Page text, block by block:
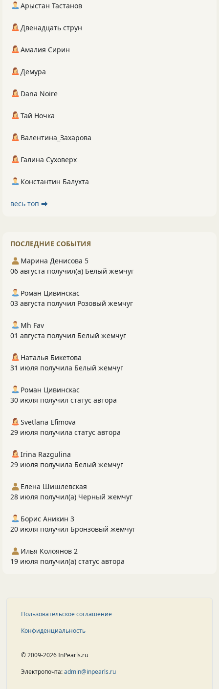
Арыстан Тастанов
Двенадцать струн
Амалия Сирин
Демура
Dana Noire
Тай Ночка
Валентина_Захарова
Галина Суховерх
Константин Балухта
весь топ ⮕
ПОСЛЕДНИЕ СОБЫТИЯ
Марина Денисова 5
06 августа получил(а) Белый жемчуг
Роман Цивинскас
03 августа получил Розовый жемчуг
Mh Fav
01 августа получил Белый жемчуг
Наталья Бикетова
31 июля получила Белый жемчуг
Роман Цивинскас
30 июля получил статус автора
Svetlana Efimova
29 июля получила статус автора
Irina Razgulina
29 июля получила Белый жемчуг
Елена Шишлевская
28 июля получил(а) Черный жемчуг
Борис Аникин 3
20 июля получил Бронзовый жемчуг
Илья Колоянов 2
19 июля получил(а) статус автора
Пользовательское соглашение
Конфиденциальность
© 2009-2026 InPearls.ru
Электропочта:admin@inpearls.ru